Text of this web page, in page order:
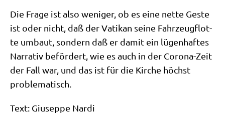
Die Fra­ge ist also weni­ger, ob es eine net­te Geste
ist oder nicht, daß der Vati­kan sei­ne Fahr­zeug­flot­
te umbaut, son­dern daß er damit ein lügen­haf­tes
Nar­ra­tiv beför­dert, wie es auch in der Coro­na-Zeit
der Fall war, und das ist für die Kir­che höchst
problematisch.
Text: Giu­sep­pe Nar­di